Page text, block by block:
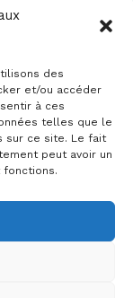
des
et/ou accéder
à ces
telles que le
sur ce site. Le fait
peut avoir un